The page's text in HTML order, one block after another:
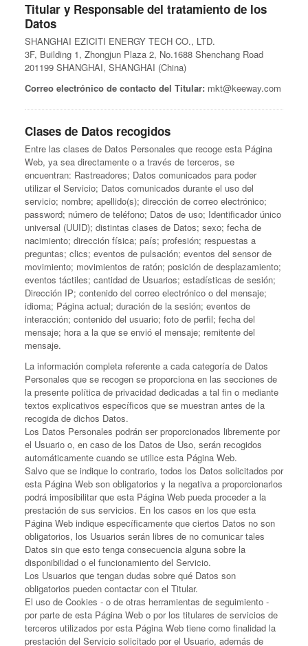
Titular y Responsable del tratamiento de los
Datos
SHANGHAI EZICITI ENERGY TECH CO., LTD.
3F, Building 1, Zhongjun Plaza 2, No.1688 Shenchang Road
201199 SHANGHAI, SHANGHAI (China)
Correo electrónico de contacto del Titular: mkt@keeway.com
Clases de Datos recogidos
Entre las clases de Datos Personales que recoge esta Página
Web, ya sea directamente o a través de terceros, se
encuentran: Rastreadores; Datos comunicados para poder
utilizar el Servicio; Datos comunicados durante el uso del
servicio; nombre; apellido(s); dirección de correo electrónico;
password; número de teléfono; Datos de uso; Identificador único
universal (UUID); distintas clases de Datos; sexo; fecha de
nacimiento; dirección física; país; profesión; respuestas a
preguntas; clics; eventos de pulsación; eventos del sensor de
movimiento; movimientos de ratón; posición de desplazamiento;
eventos táctiles; cantidad de Usuarios; estadísticas de sesión;
Dirección IP; contenido del correo electrónico o del mensaje;
idioma; Página actual; duración de la sesión; eventos de
interacción; contenido del usuario; foto de perfil; fecha del
mensaje; hora a la que se envió el mensaje; remitente del
mensaje.
La información completa referente a cada categoría de Datos
Personales que se recogen se proporciona en las secciones de
la presente política de privacidad dedicadas a tal fin o mediante
textos explicativos específicos que se muestran antes de la
recogida de dichos Datos.
Los Datos Personales podrán ser proporcionados libremente por
el Usuario o, en caso de los Datos de Uso, serán recogidos
automáticamente cuando se utilice esta Página Web.
Salvo que se indique lo contrario, todos los Datos solicitados por
esta Página Web son obligatorios y la negativa a proporcionarlos
podrá imposibilitar que esta Página Web pueda proceder a la
prestación de sus servicios. En los casos en los que esta
Página Web indique específicamente que ciertos Datos no son
obligatorios, los Usuarios serán libres de no comunicar tales
Datos sin que esto tenga consecuencia alguna sobre la
disponibilidad o el funcionamiento del Servicio.
Los Usuarios que tengan dudas sobre qué Datos son
obligatorios pueden contactar con el Titular.
El uso de Cookies - o de otras herramientas de seguimiento -
por parte de esta Página Web o por los titulares de servicios de
terceros utilizados por esta Página Web tiene como finalidad la
prestación del Servicio solicitado por el Usuario, además de